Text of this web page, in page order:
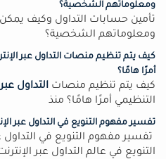
ومعلوماتهم الشخصية؟
تأمين حسابات التداول وكيف
ومعلوماتهم الشخصية؟
كيف يتم تنظيم منصات التداول عبر
أمرًا هامًا؟
كيف يتم تنظيم منصات التداول
التنظيمي أمرًا هامًا؟ منذ
تفسير مفهوم التنويع في التداول عبر
تفسير مفهوم التنويع في
التنويع في عالم التداول عبر